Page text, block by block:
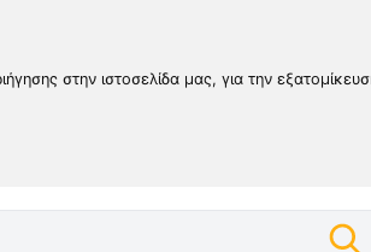
στην ιστοσελίδα μας, για την